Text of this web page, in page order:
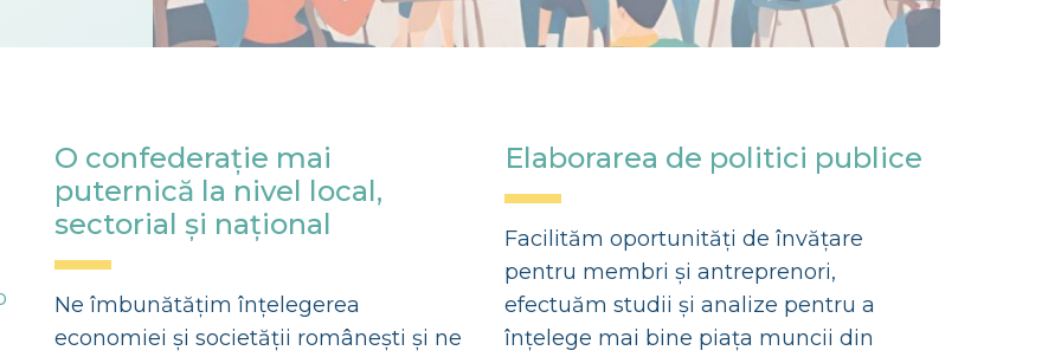
O confederație mai
puternică la nivel local,
sectorial și național
Ne îmbunătățim înțelegerea
economiei și societății românești și ne
Elaborarea de politici publice
Facilităm oportunități de învățare
pentru membri și antreprenori,
efectuăm studii și analize pentru a
înțelege mai bine piața muncii din